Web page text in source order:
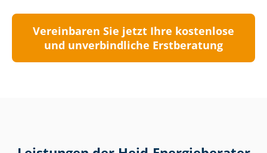
Vereinbaren Sie jetzt Ihre kostenlose
und unverbindliche Erstberatung